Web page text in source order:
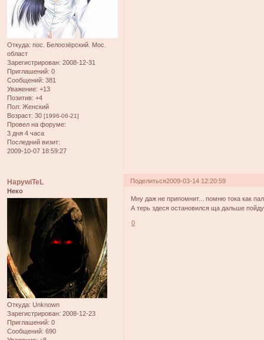
Откуда: пос. Белоозёрский. Мос.
област
Зарегистрирован: 2008-12-31
Приглашений: 0
Сообщений: 381
Уважение: +13
Позитив: +4
Пол: Женский
Возраст: 30 [1996-06-21]
Провел на форуме:
3 дня 4 часа
Последний визит:
2009-10-07 18:59:27
Поделиться2009-03-14 12:20:59
HapywiTeL
Неко
Откуда: Unknown
Зарегистрирован: 2008-12-23
Приглашений: 0
Сообщений: 690
Мну даж не припомнит... помню тока как
А терь здеся остановился ща дальше
0